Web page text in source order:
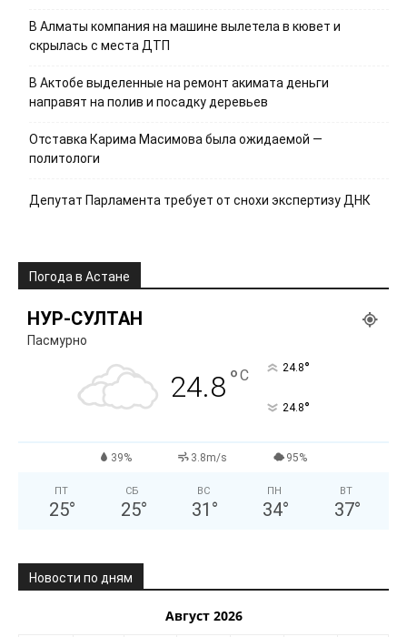
В Алматы компания на машине вылетела в кювет и
скрылась с места ДТП
В Актобе выделенные на ремонт акимата деньги
направят на полив и посадку деревьев
Отставка Карима Масимова была ожидаемой —
политологи
Депутат Парламента требует от снохи экспертизу ДНК
Погода в Астане
НУР-СУЛТАН
Пасмурно
24.8°C 24.8°
24.8°
39% 3.8m/s 95%
ПТ
25°
СБ
25°
ВС
31 °
ПН
34°
ВТ
37°
Новости по дням
Август 2026